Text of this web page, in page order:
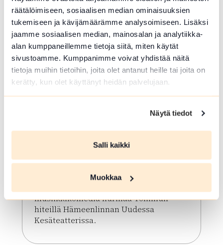
räätälöimiseen, sosiaalisen median ominaisuuksien
tukemiseen ja kävijämäärämme analysoimiseen. Lisäksi
jaamme sosiaalisen median, mainosalan ja analytiikka-
alan kumppaneillemme tietoja siitä, miten käytät
sivustoamme. Kumppanimme voivat yhdistää näitä
tietoja muihin tietoihin, joita olet antanut heille tai joita on
kerätty, kun olet käyttänyt heidän palvelujaan.
Näytä tiedot
Salli kaikki
Muokkaa
musiikkikomedia hurmaa Yölinnun
hiteillä Hämeenlinnan Uudessa
Kesäteatterissa.
Lue lisää tapahtumasta Sitä saa mitä tilaa –